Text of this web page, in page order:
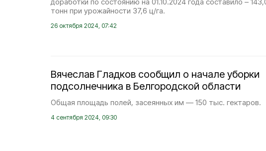
тонн при урожайности 37,6 ц/га.
26 октября 2024, 07:42
Вячеслав Гладков сообщил о начале уборки
подсолнечника в Белгородской области
Общая площадь полей, засеянных им — 150 тыс. гектаров.
4 сентября 2024, 09:30